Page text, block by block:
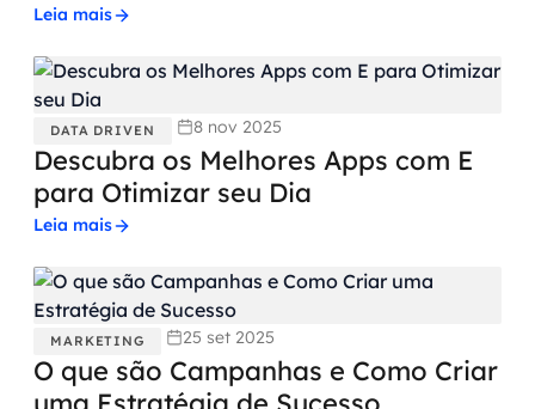
Leia mais
DATA DRIVEN 8 nov 2025
Descubra os Melhores Apps com E
para Otimizar seu Dia
Leia mais
MARKETING 25 set 2025
O que são Campanhas e Como Criar